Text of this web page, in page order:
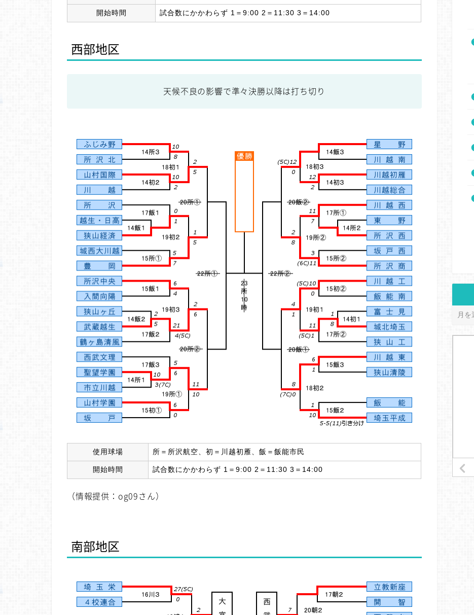
開始時間 試合数にかかわらず 1＝9:00 2＝11:30 3＝14:00
西部地区
天候不良の影響で準々決勝以降は打ち切り
使用球場 所＝所沢航空、初＝川越初雁、飯＝飯能市民
開始時間 試合数にかかわらず 1＝9:00 2＝11:30 3＝14:00
（情報提供：og09さん）
南部地区